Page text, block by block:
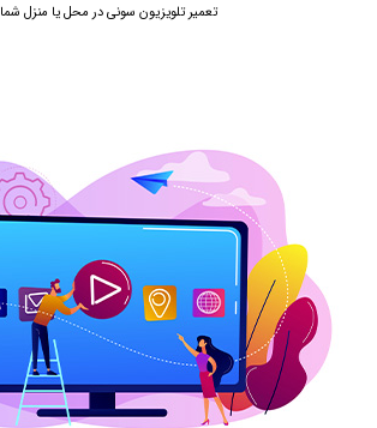
تعمیر تلویزیون سونی در محل یا منزل شما